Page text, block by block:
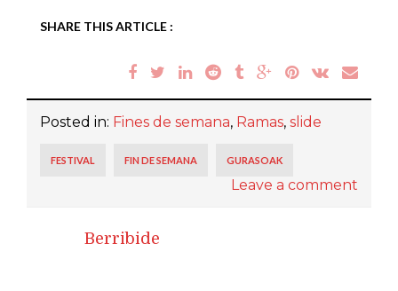
SHARE THIS ARTICLE :
Posted in: Fines de semana, Ramas, slide
FESTIVAL FIN DE SEMANA GURASOAK
Leave a comment
Berribide